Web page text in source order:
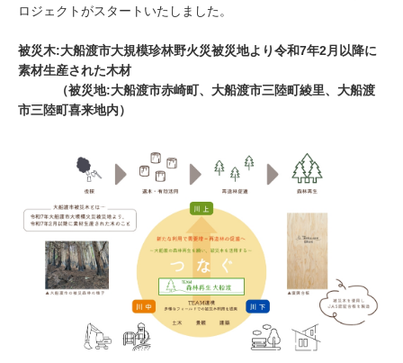
ロジェクトがスタートいたしました。
被災木:大船渡市大規模珍林野火災被災地より令和7年2月以降に
素材生産された木材
（被災地:大船渡市赤崎町、大船渡市三陸町綾里、大船渡
市三陸町喜来地内）